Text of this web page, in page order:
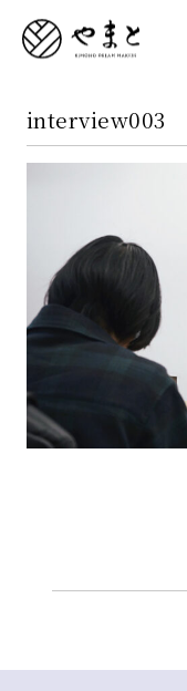
interview003